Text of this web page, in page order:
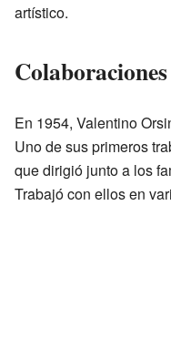
artístico.
En 1954, Valentino
Uno de sus primeros
que dirigió junto a los
Trabajó con ellos en